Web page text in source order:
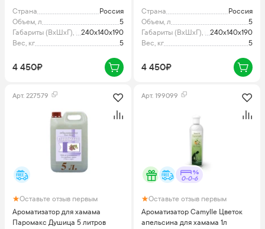
Страна
Россия
Объем, л
5
Габариты (ВхШхГ), мм240x140x190
Вес, кг
5
4 450₽
Страна
Россия
Объем, л
5
Габариты (ВхШхГ), мм240x140x190
Вес, кг
5
4 450₽
Арт. 227579
Оставьте отзыв первым
Ароматизатор для хамама
Паромакс Душица 5 литров
Арт. 199099
0-0-6
Оставьте отзыв первым
Ароматизатор Camylle Цветок
апельсина для хамама 1л